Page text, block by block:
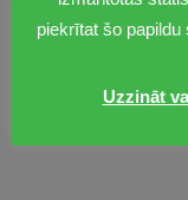
piekrītat šo
Uzzināt